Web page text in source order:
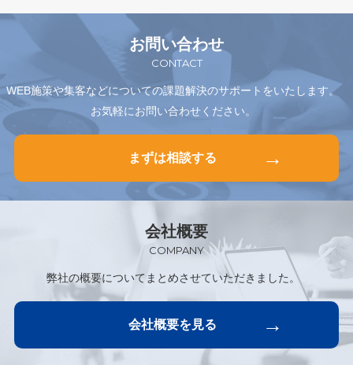
お問い合わせ
CONTACT
WEB施策や集客などについての課題解決のサポートをいたします。
お気軽にお問い合わせください。
まずは相談する
会社概要
COMPANY
弊社の概要についてまとめさせていただきました。
会社概要を見る